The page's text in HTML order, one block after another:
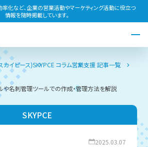
化など、企業の営業活動やマーケティング活動に役立つ
情報を随時掲載しています。
カイピース)SKYPCE コラム営業支援 記事一覧
や名刺管理ツールでの作成・管理方法を解説
SKYPCE
2025.03.07